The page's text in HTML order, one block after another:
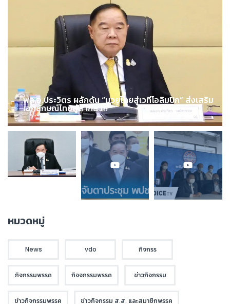
พล.อ.ประวิตร ผลักดัน “มวยไทยสู่เวทีโอลิมปิก” ส่งเสริม
เอกลักษณ์ไทยสู่สากล !!!
หมวดหมู่
News vdo กิจกรร
กิจกรรมพรรค กิจจกรรมพรรค ข่าวกิจกรรม
ข่าวกิจกรรมพรรค ข่าวกิจกรรม ส.ส. และสมาชิกพรรค